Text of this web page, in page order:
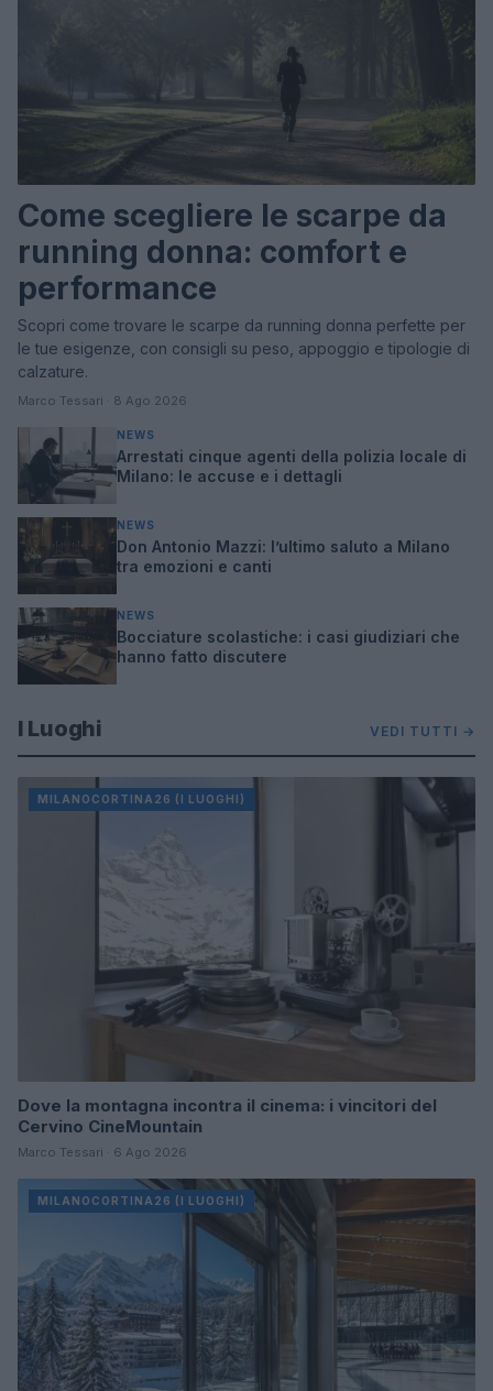
Come scegliere le scarpe da
running donna: comfort e
performance
Scopri come trovare le scarpe da running donna perfette per
le tue esigenze, con consigli su peso, appoggio e tipologie di
calzature.
Marco Tessari · 8 Ago 2026
NEWS
Arrestati cinque agenti della polizia locale di
Milano: le accuse e i dettagli
NEWS
Don Antonio Mazzi: l’ultimo saluto a Milano
tra emozioni e canti
NEWS
Bocciature scolastiche: i casi giudiziari che
hanno fatto discutere
I Luoghi VEDI TUTTI →
MILANOCORTINA26 (I LUOGHI)
Dove la montagna incontra il cinema: i vincitori del
Cervino CineMountain
Marco Tessari · 6 Ago 2026
MILANOCORTINA26 (I LUOGHI)